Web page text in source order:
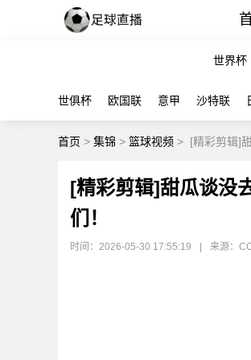
世界杯
世俱杯 欧国联 意甲 沙特联
首页 > 集锦 > 篮球视频 > [精彩剪辑]
[精彩剪辑]甜瓜谈没
们！
时间：2026-05-30 17:55:19 来源：